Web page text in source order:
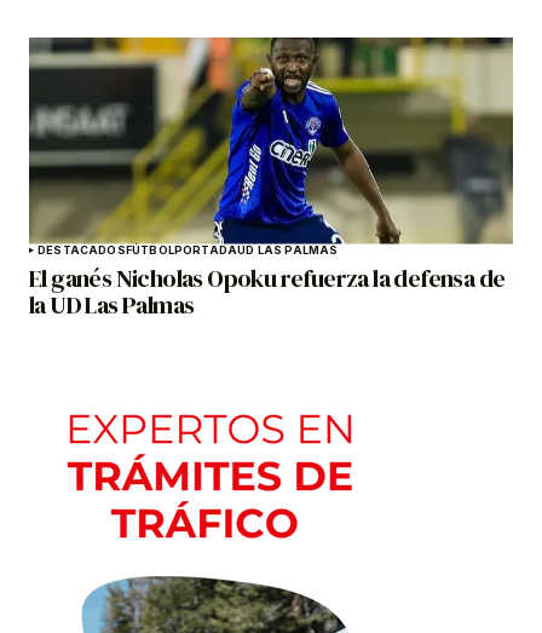
DESTACADOSFÚTBOLPORTADAUD LAS PALMAS
El ganés Nicholas Opoku refuerza la defensa de
la UD Las Palmas